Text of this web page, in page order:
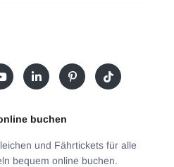
buchen
und Fährtickets für alle
bequem online buchen.